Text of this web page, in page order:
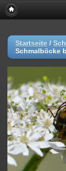
Startseite /
Schmalböcke